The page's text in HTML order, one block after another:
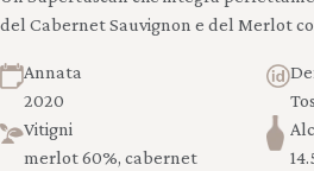
del Cabernet Sauvignon e del Merlot
Annata
2020
Vitigni
merlot 60%, cabernet